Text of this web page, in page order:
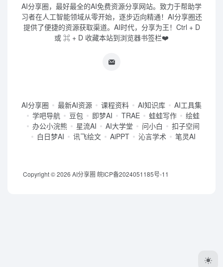
AI分享圈，最好最全的AI免费资源分享网站。致力于帮助学
习者在人工智能领域从零开始，逐步迈向精通！AI分享圈还
提供了便捷的资源获取渠道。AI时代，分享为王！Ctrl + D
或 ⌘ + D 收藏本站到浏览器书签栏❤️
AI分享圈 最新AI资源 课程资料 AI知识库
AI工具集
学吧导航
豆包 即梦AI TRAE 蛙蛙写作
绘蛙
办公小浣熊
星流AI AI大学堂 问小白
扣子空间
白日梦AI
讯飞绘文 AiPPT 沁言学术 笔灵AI
Copyright © 2026 AI分享圈 皖ICP备2024051185号-11